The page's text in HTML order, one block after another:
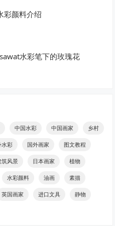
彩颜料介绍
水彩笔下的玫瑰花
中国水彩 中国画家 乡村
水彩 国外画家 图文教程
筑风景 日本画家 植物
水彩颜料 油画 素描
英国画家 进口文具 静物